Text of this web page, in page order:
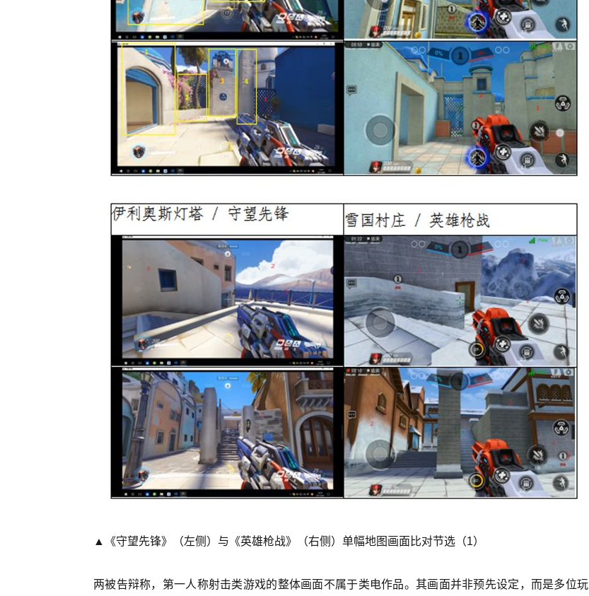
▲《守望先锋》（左侧）与《英雄枪战》（右侧）单幅地图画面比对节选（1）
两被告辩称，第一人称射击类游戏的整体画面不属于类电作品。其画面并非预先设定，而是多位玩